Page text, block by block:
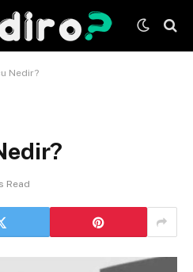
Nedir?
Read